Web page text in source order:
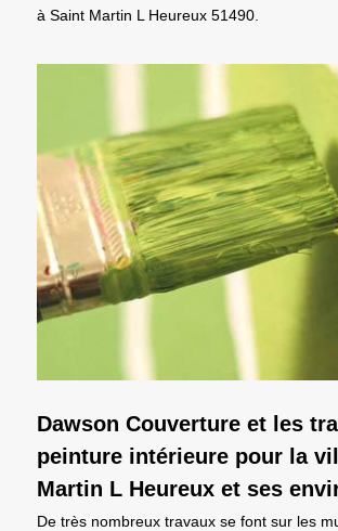
à Saint Martin L Heureux 51490.
Dawson Couverture et les
peinture intérieure pour la
Martin L Heureux et ses
De très nombreux travaux se font sur les